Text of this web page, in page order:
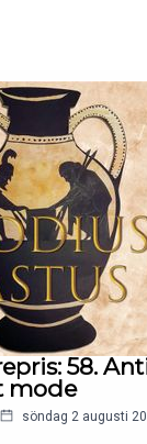
58.
mode
söndag 2 augusti